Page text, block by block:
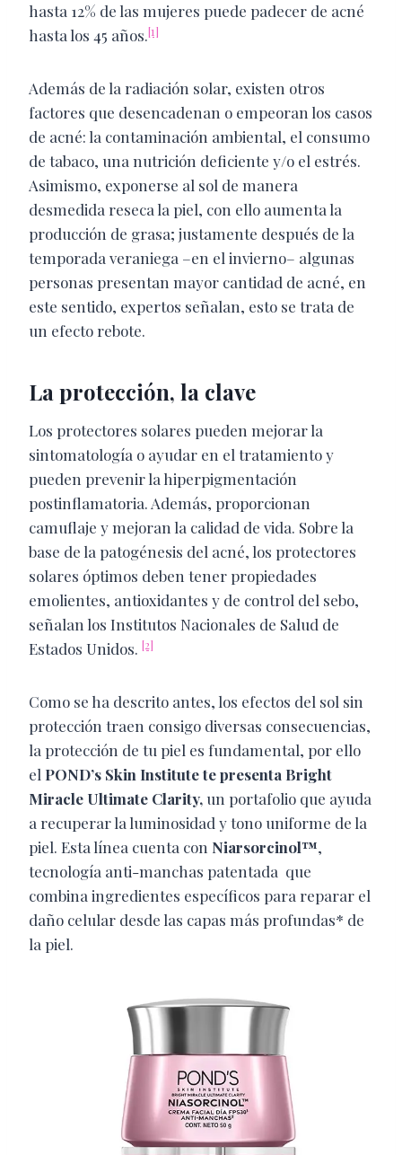
hasta 12% de las mujeres puede padecer de acné
hasta los 45 años.[1]
Además de la radiación solar, existen otros
factores que desencadenan o empeoran los casos
de acné: la contaminación ambiental, el consumo
de tabaco, una nutrición deficiente y/o el estrés.
Asimismo, exponerse al sol de manera
desmedida reseca la piel, con ello aumenta la
producción de grasa; justamente después de la
temporada veraniega –en el invierno– algunas
personas presentan mayor cantidad de acné, en
este sentido, expertos señalan, esto se trata de
un efecto rebote.
La protección, la clave
Los protectores solares pueden mejorar la
sintomatología o ayudar en el tratamiento y
pueden prevenir la hiperpigmentación
postinflamatoria. Además, proporcionan
camuflaje y mejoran la calidad de vida. Sobre la
base de la patogénesis del acné, los protectores
solares óptimos deben tener propiedades
emolientes, antioxidantes y de control del sebo,
señalan los Institutos Nacionales de Salud de
Estados Unidos. [2]
Como se ha descrito antes, los efectos del sol sin
protección traen consigo diversas consecuencias,
la protección de tu piel es fundamental, por ello
el POND’s Skin Institute te presenta Bright
Miracle Ultimate Clarity, un portafolio que ayuda
a recuperar la luminosidad y tono uniforme de la
piel. Esta línea cuenta con Niarsorcinol™,
tecnología anti-manchas patentada que
combina ingredientes específicos para reparar el
daño celular desde las capas más profundas* de
la piel.